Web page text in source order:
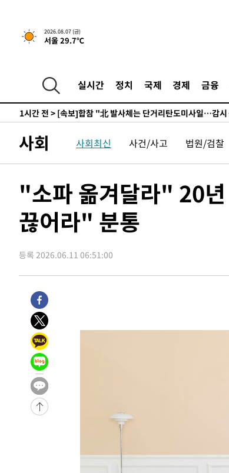
2026.08.07 (금)
서울 29.7℃
실시간 정치 국제 경제 금융
-12166초 전 >'월드컵 탈락 후폭풍' 축구협회…11시간 걸린
-10395초 전 >
-9080초 전 >
경찰, '홍명보는 2순위' 결론냈던 스포츠윤리센
1시간 전 >
[속보]합참 "北 발사체는 단거리탄도미사일…감
1시간 전 >日방위성, 北이 동해로 쏜 발사체는 탄도미사일 가
1시간 전 >
[속보] SKT, 에이닷 서비스 장애 발생…"원인 파악
2시간 전 > [속보]7~9일 프로야구 3연전도 폭염 취소…11일
"韓 외환시장 개입 관측 배경엔 美의 대한국 무역적
2시간 전 > '월드컵 탈락 후폭풍' 축구협회…초유의 압수수색
2시간 전 >[속보]종합특검, 대검 추가 압수수색…내란 중요임
3시간 전 >[속보]코스닥, 800p 회복…0.26% 오른 801.67
3시간 전 >
3시간 전 >
4시간 전 >
5시간 전 >
7시간 전 >
-12166초 전 >
-11602초 전 >
-10395초 전 >
경찰, '홍명보는 2순위' 결론냈던 스포츠윤리센
[속보]합참 "北 발사체는 단거리탄도미사일…감시
日방위성, 北이 동해로 쏜 발사체는 탄도미사일 가
[속보] SKT, 에이닷 서비스 장애 발생…"원인 파
사회 사회최신 사건/사고 법원/검찰
"소파 옮겨달라" 20
끊어라" 분통
등록 2026.06.11 06:51:00